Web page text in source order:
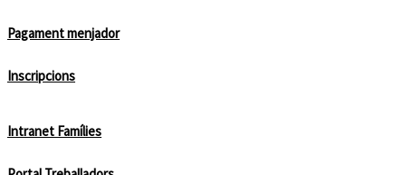
Pagament menjador
Inscripcions
Intranet Famílies